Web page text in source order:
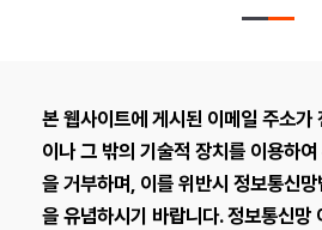
본 웹사이트에 게시된 이메일 주소가
이나 그 밖의 기술적 장치를 이용하
을 거부하며, 이를 위반시 정보통신
을 유념하시기 바랍니다. 정보통신망